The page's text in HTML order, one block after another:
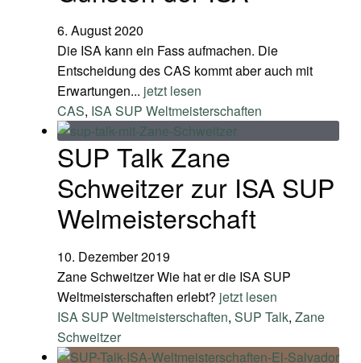
6. August 2020
Die ISA kann ein Fass aufmachen. Die
Entscheidung des CAS kommt aber auch mit
Erwartungen... jetzt lesen
CAS, ISA SUP Weltmeisterschaften
SUP Talk Zane
Schweitzer zur ISA SUP
Welmeisterschaft
10. Dezember 2019
Zane Schweitzer Wie hat er die ISA SUP
Weltmeisterschaften erlebt? jetzt lesen
ISA SUP Weltmeisterschaften, SUP Talk, Zane
Schweitzer